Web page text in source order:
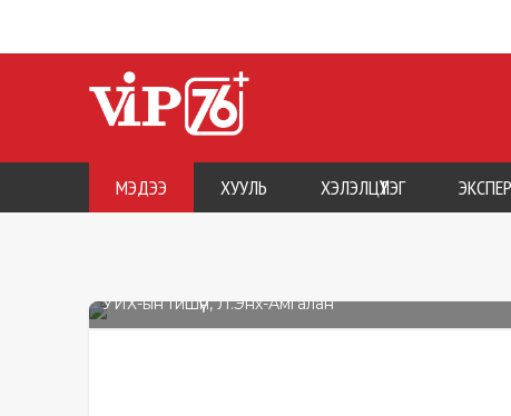
МЭДЭЭ ХУУЛЬ ХЭЛЭЛЦҮҮЛЭГ
УИХ-ын Гишүүн, Л.Энх-Амгалан